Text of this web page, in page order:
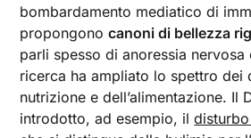
bombardamento mediatico di
propongonocanoni di bellezza
parli spesso di anoressia nervosa
ricerca ha ampliato lo spettro dei
nutrizione e dell’alimentazione. Il
introdotto, ad esempio, il